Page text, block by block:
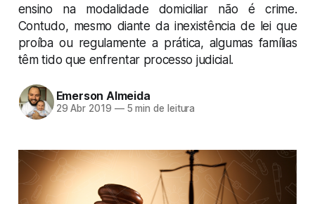
ensino na modalidade domiciliar não é crime.
Contudo, mesmo diante da inexistência de lei que
proíba ou regulamente a prática, algumas famílias
têm tido que enfrentar processo judicial.
Emerson Almeida
29 Abr 2019 —5 min de leitura